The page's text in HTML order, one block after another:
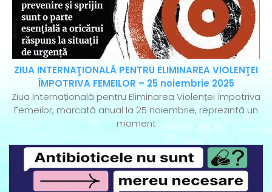
ZIUA INTERNAŢIONALĂ PENTRU ELIMINAREA VIOLENŢEI
ÎMPOTRIVA FEMEILOR – 25 noiembrie 2025
Ziua Internațională pentru Eliminarea Violenței împotriva
Femeilor, marcată anual la 25 noiembrie, reprezintă un
moment